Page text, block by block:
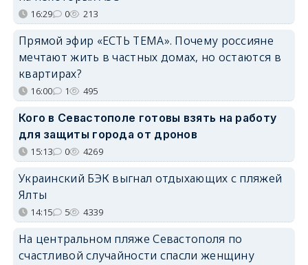
16:29 0 213
Прямой эфир «ЕСТЬ ТЕМА». Почему россияне
мечтают жить в частных домах, но остаются в
квартирах?
16:00 1 495
Кого в Севастополе готовы взять на работу
для защиты города от дронов
15:13 0 4269
Украинский БЭК выгнал отдыхающих с пляжей
Ялты
14:15 5 4339
На центральном пляже Севастополя по
счастливой случайности спасли женщину